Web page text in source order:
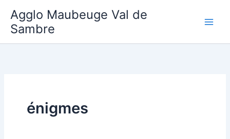
contenu
Agglo Maubeuge Val de
Sambre
énigmes